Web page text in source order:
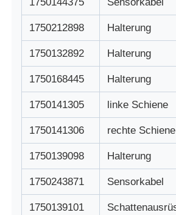
Pos-Maschine
Ersatzteile für Geldautomaten
Geldautomat
Münzrecycler
1750212898 Halterung
1750132892 Halterung
1750168445 Halterung
1750141305 linke Schiene
1750141306 rechte Schiene
1750139098 Halterung
1750243871 Sensorkabel
1750139101